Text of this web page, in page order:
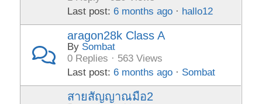
Last post:6 months ago · hallo12
aragon28k Class A
By Sombat
0 Replies · 563 Views
Last post:6 months ago · Sombat
สายสัญญาณมือ2